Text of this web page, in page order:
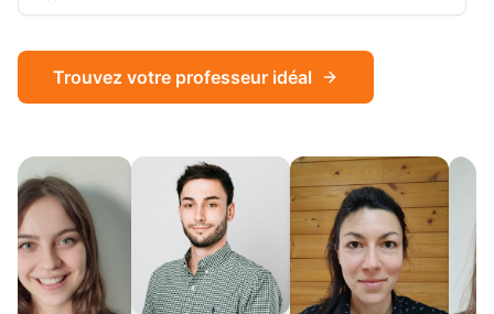
Trouvez votre professeur idéal